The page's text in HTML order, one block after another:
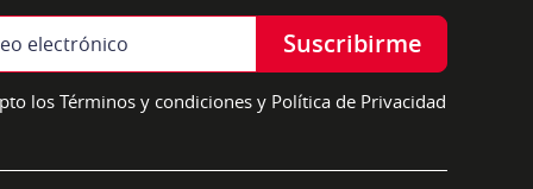
Suscribirme
los Términos y condiciones y Política de Privacidad